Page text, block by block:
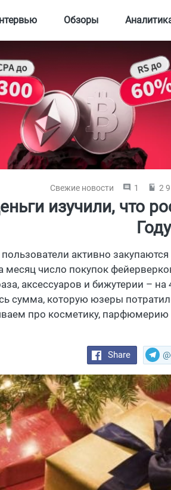
Обзоры
Свежие новости 1 2
изучили, что
Году
активно
месяц число покупок
аксессуаров и бижутерии –
сумма, которую юзеры
про косметику, парфюмерию
Share